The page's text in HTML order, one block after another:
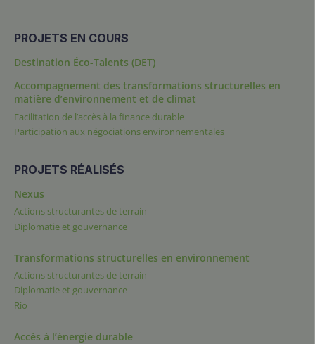
PROJETS EN COURS
Destination Éco-Talents (DET)
Accompagnement des transformations structurelles en
matière d’environnement et de climat
Facilitation de l’accès à la finance durable
Participation aux négociations environnementales
PROJETS RÉALISÉS
Nexus
Actions structurantes de terrain
Diplomatie et gouvernance
Transformations structurelles en environnement
Actions structurantes de terrain
Diplomatie et gouvernance
Rio
Accès à l’énergie durable